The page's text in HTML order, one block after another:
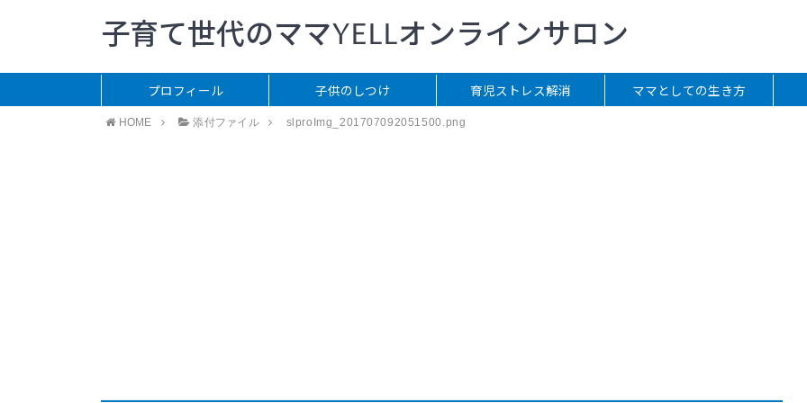
子育て世代のママYELLオンラインサロン
プロフィール 子供のしつけ 育児ストレス解消 ママとしての生き方
HOME 添付ファイル slproImg_201707092051500.png